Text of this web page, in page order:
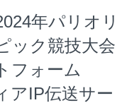
年パリオリ
ック競技大会
フォーム
アIP伝送サー